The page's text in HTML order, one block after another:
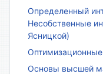
Определенный
Несобственные
Ясницкой)
Основы высшей